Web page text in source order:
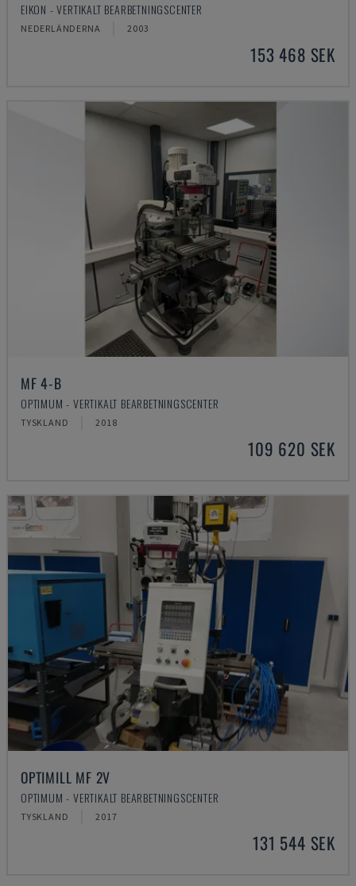
EIKON - VERTIKALT BEARBETNINGSCENTER
NEDERLÄNDERNA 2003
153 468 SEK
MF 4-B
OPTIMUM - VERTIKALT BEARBETNINGSCENTER
TYSKLAND 2018
109 620 SEK
OPTIMILL MF 2V
OPTIMUM - VERTIKALT BEARBETNINGSCENTER
TYSKLAND 2017
131 544 SEK